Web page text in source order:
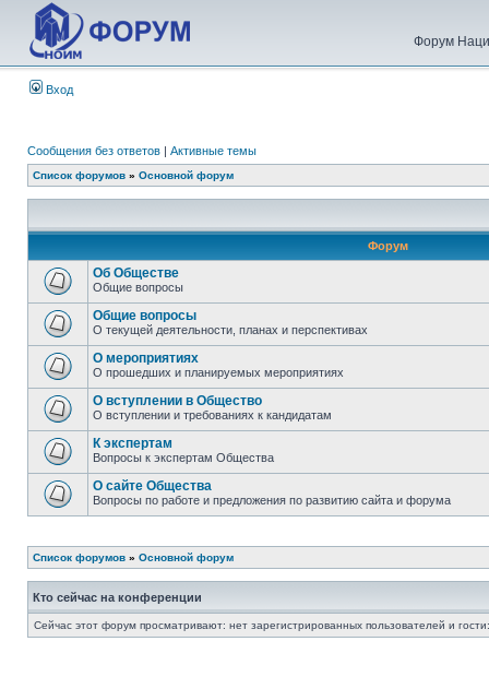
Форум
Вход
Сообщения без ответов | Активные темы
Список форумов » Основной форум
Форум
Об Обществе
Общие вопросы
Общие вопросы
О текущей деятельности, планах и перспективах
О мероприятиях
О прошедших и планируемых мероприятиях
О вступлении в Общество
О вступлении и требованиях к кандидатам
К экспертам
Вопросы к экспертам Общества
О сайте Общества
Вопросы по работе и предложения по развитию сайта и форума
Список форумов » Основной форум
Кто сейчас на конференции
Сейчас этот форум просматривают: нет зарегистрированных пользователей и